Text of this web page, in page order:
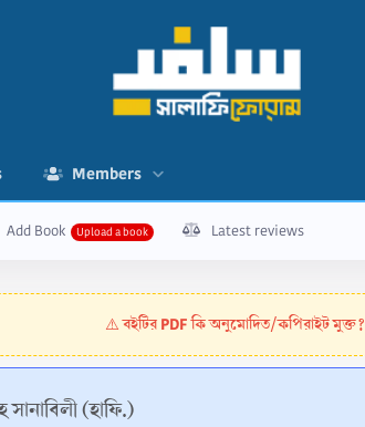
Members
Add Book Latest reviews
⚠️বইটির PDF কি অনুমোদিত/কপিরাইট মুক্ত?
(হাফি.)